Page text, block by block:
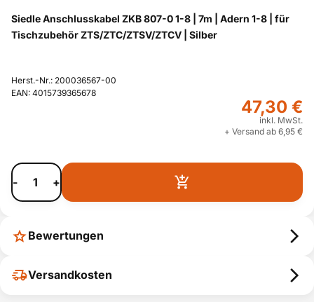
Siedle Anschlusskabel ZKB 807-0 1-8 | 7m | Adern 1-8 | für
Tischzubehör ZTS/ZTC/ZTSV/ZTCV | Silber
Herst.-Nr.: 200036567-00
EAN: 4015739365678
47,30 €
inkl. MwSt.
+ Versand ab 6,95 €
- +
Bewertungen
Versandkosten